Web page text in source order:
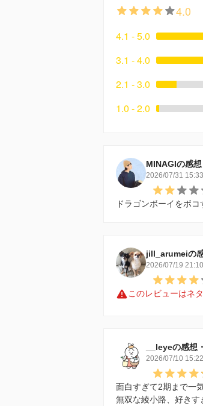
4.0
4.1 - 5.0
3.1 - 4.0
2.1 - 3.0
1.0 - 2.0
MINAGIの感
2026/07/31 15:33
ドラゴンボーイをボ
jill_arumeiの
2026/07/19 21:10
このレビューはネ
__leyeの感想
2026/07/10 15:22
面白すぎて2期まで一
無双な綾小路、好きす